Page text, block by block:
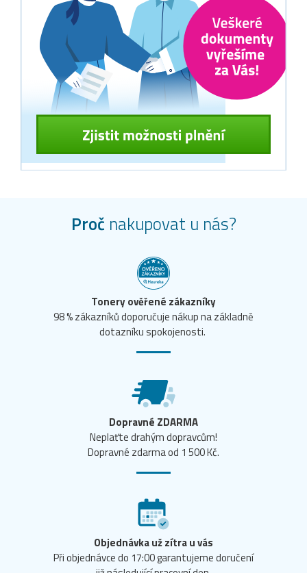
Proč nakupovat u nás?
Tonery ověřené zákazníky
98 % zákazníků doporučuje nákup na základně
dotazníku spokojenosti.
Dopravné ZDARMA
Neplaťte drahým dopravcům!
Dopravné zdarma od 1 500 Kč.
Objednávka už zítra u vás
Při objednávce do 17:00 garantujeme doručení